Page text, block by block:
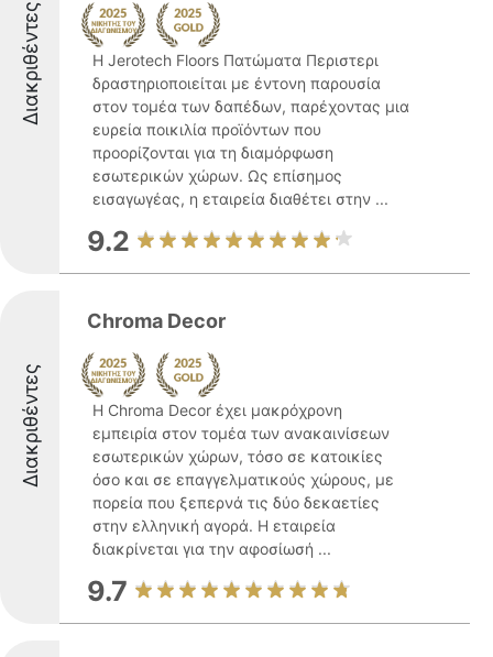
Διακριθέντες
Η Jerotech Floors Πατώματα Περιστερι
δραστηριοποιείται με έντονη παρουσία
στον τομέα των δαπέδων, παρέχοντας μια
ευρεία ποικιλία προϊόντων που
προορίζονται για τη διαμόρφωση
εσωτερικών χώρων. Ως επίσημος
εισαγωγέας, η εταιρεία διαθέτει στην ...
9.2
Διακριθέντες
Chroma Decor
Η Chroma Decor έχει μακρόχρονη
εμπειρία στον τομέα των ανακαινίσεων
εσωτερικών χώρων, τόσο σε κατοικίες
όσο και σε επαγγελματικούς χώρους, με
πορεία που ξεπερνά τις δύο δεκαετίες
στην ελληνική αγορά. Η εταιρεία
διακρίνεται για την αφοσίωσή ...
9.7